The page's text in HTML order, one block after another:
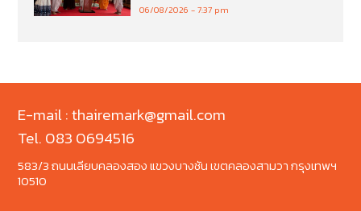
06/08/2026 7:37 pm
E-mail : thairemark@gmail.com
Tel. 083 0694516
583/3 ถนนเลียบคลองสอง แขวงบางชัน เขตคลองสามวา กรุงเทพฯ
10510